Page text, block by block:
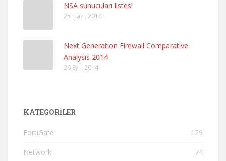
NSA sunucuları listesi
25 Haz , 2014
Next Generation Firewall Comparative
Analysis 2014
26 Eyl , 2014
KATEGORILER
FortiGate 129
Network 74